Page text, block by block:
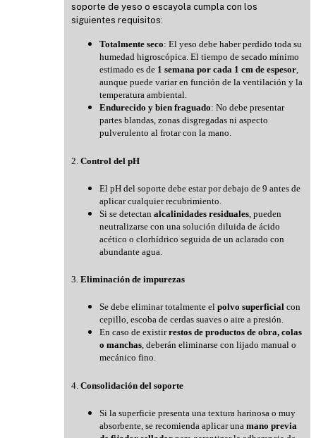
soporte de yeso o escayola cumpla con los
siguientes requisitos:
Totalmente seco: El yeso debe haber perdido toda su
humedad higroscópica. El tiempo de secado mínimo
estimado es de 1 semana por cada 1 cm de espesor,
aunque puede variar en función de la ventilación y la
temperatura ambiental.
Endurecido y bien fraguado: No debe presentar
partes blandas, zonas disgregadas ni aspecto
pulverulento al frotar con la mano.
2. Control del pH
El pH del soporte debe estar por debajo de 9 antes de
aplicar cualquier recubrimiento.
Si se detectan alcalinidades residuales , pueden
neutralizarse con una solución diluida de ácido
acético o clorhídrico seguida de un aclarado con
abundante agua.
3. Eliminación de impurezas
Se debe eliminar totalmente el polvo superficial con
cepillo, escoba de cerdas suaves o aire a presión.
En caso de existirrestos de productos de obra, colas
o manchas, deberán eliminarse con lijado manual o
mecánico fino.
4. Consolidación del soporte
Si la superficie presenta una textura harinosa o muy
absorbente, se recomienda aplicar una mano previa